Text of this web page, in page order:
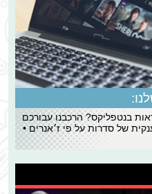
בנטפליקס? הרכבנו עבורכם
של סדרות על פי ז׳אנרים •